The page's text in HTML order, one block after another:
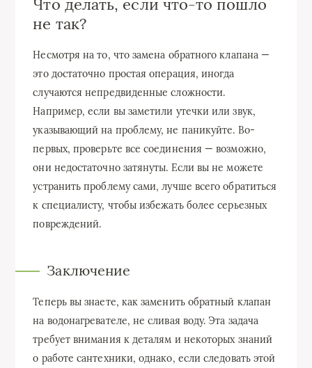
Что делать, если что-то пошло
не так?
Несмотря на то, что замена обратного клапана —
это достаточно простая операция, иногда
случаются непредвиденные сложности.
Например, если вы заметили утечки или звук,
указывающий на проблему, не паникуйте. Во-
первых, проверьте все соединения — возможно,
они недостаточно затянуты. Если вы не можете
устранить проблему сами, лучше всего обратиться
к специалисту, чтобы избежать более серьезных
повреждений.
Заключение
Теперь вы знаете, как заменить обратный клапан
на водонагревателе, не сливая воду. Эта задача
требует внимания к деталям и некоторых знаний
о работе сантехники, однако, если следовать этой